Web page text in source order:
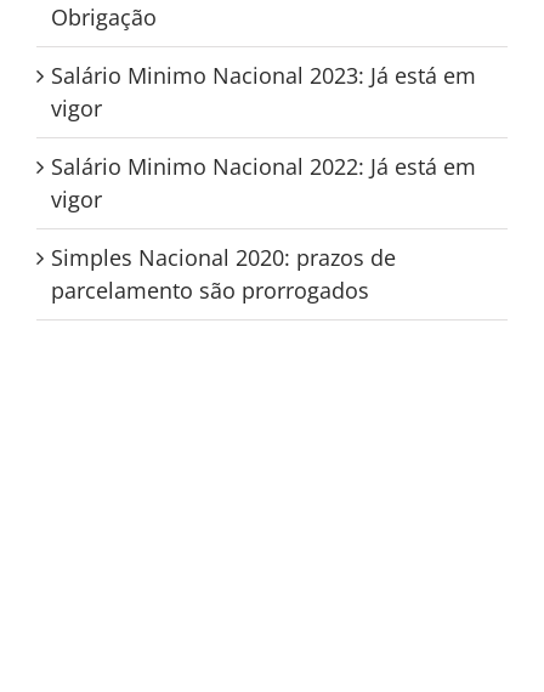
Obrigação
Salário Minimo Nacional 2023: Já está em
vigor
Salário Minimo Nacional 2022: Já está em
vigor
Simples Nacional 2020: prazos de
parcelamento são prorrogados